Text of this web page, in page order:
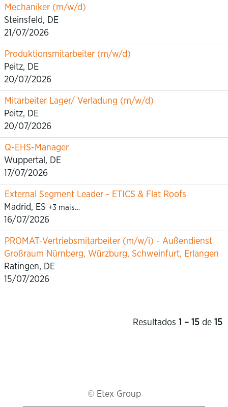
Mechaniker (m/w/d)
Steinsfeld, DE
21/07/2026
Produktionsmitarbeiter (m/w/d)
Peitz, DE
20/07/2026
Mitarbeiter Lager/ Verladung (m/w/d)
Peitz, DE
20/07/2026
Q-EHS-Manager
Wuppertal, DE
17/07/2026
External Segment Leader - ETICS & Flat Roofs
Madrid, ES +3 mais…
16/07/2026
PROMAT-Vertriebsmitarbeiter (m/w/i) - Außendienst
Großraum Nürnberg, Würzburg, Schweinfurt, Erlangen
Ratingen, DE
15/07/2026
Resultados 1 – 15 de 15
© Etex Group